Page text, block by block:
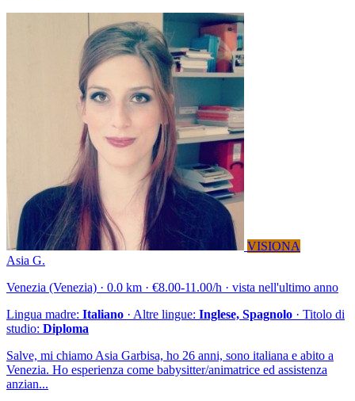
VISIONA
Asia G.
Venezia (Venezia) · 0.0 km · €8.00-11.00/h · vista nell'ultimo anno
Lingua madre: Italiano · Altre lingue: Inglese, Spagnolo · Titolo di
studio: Diploma
Salve, mi chiamo Asia Garbisa, ho 26 anni, sono italiana e abito a
Venezia. Ho esperienza come babysitter/animatrice ed assistenza
anzian...